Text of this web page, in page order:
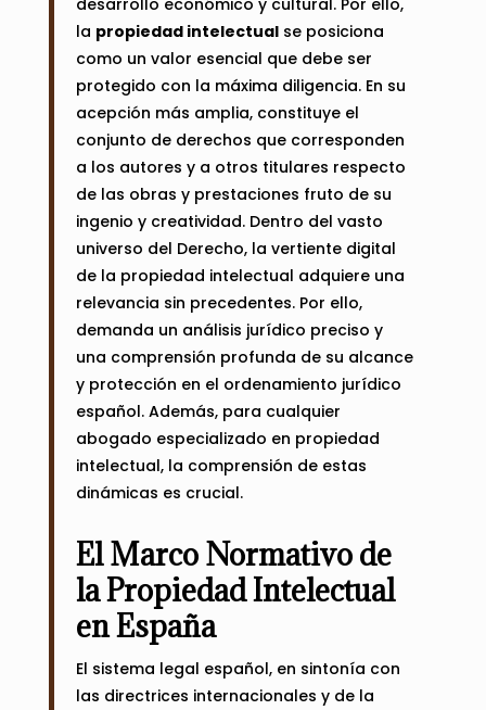
desarrollo económico y cultural. Por ello,
la propiedad intelectualse posiciona
como un valor esencial que debe ser
protegido con la máxima diligencia. En su
acepción más amplia, constituye el
conjunto de derechos que corresponden
a los autores y a otros titulares respecto
de las obras y prestaciones fruto de su
ingenio y creatividad. Dentro del vasto
universo del Derecho, la vertiente digital
de la propiedad intelectual adquiere una
relevancia sin precedentes. Por ello,
demanda un análisis jurídico preciso y
una comprensión profunda de su alcance
y protección en el ordenamiento jurídico
español. Además, para cualquier
abogado especializado en propiedad
intelectual, la comprensión de estas
dinámicas es crucial.
El Marco Normativo de
la Propiedad Intelectual
en España
El sistema legal español, en sintonía con
las directrices internacionales y de la